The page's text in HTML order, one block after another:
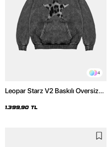
4
Leopar Starz V2 Baskılı Oversize
Hoodie
1.399,90 TL